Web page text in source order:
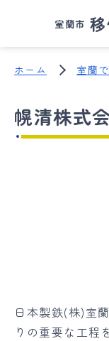
室蘭市
ホーム 室蘭
幌清株式
日本製鉄(株)室
りの重要な工程